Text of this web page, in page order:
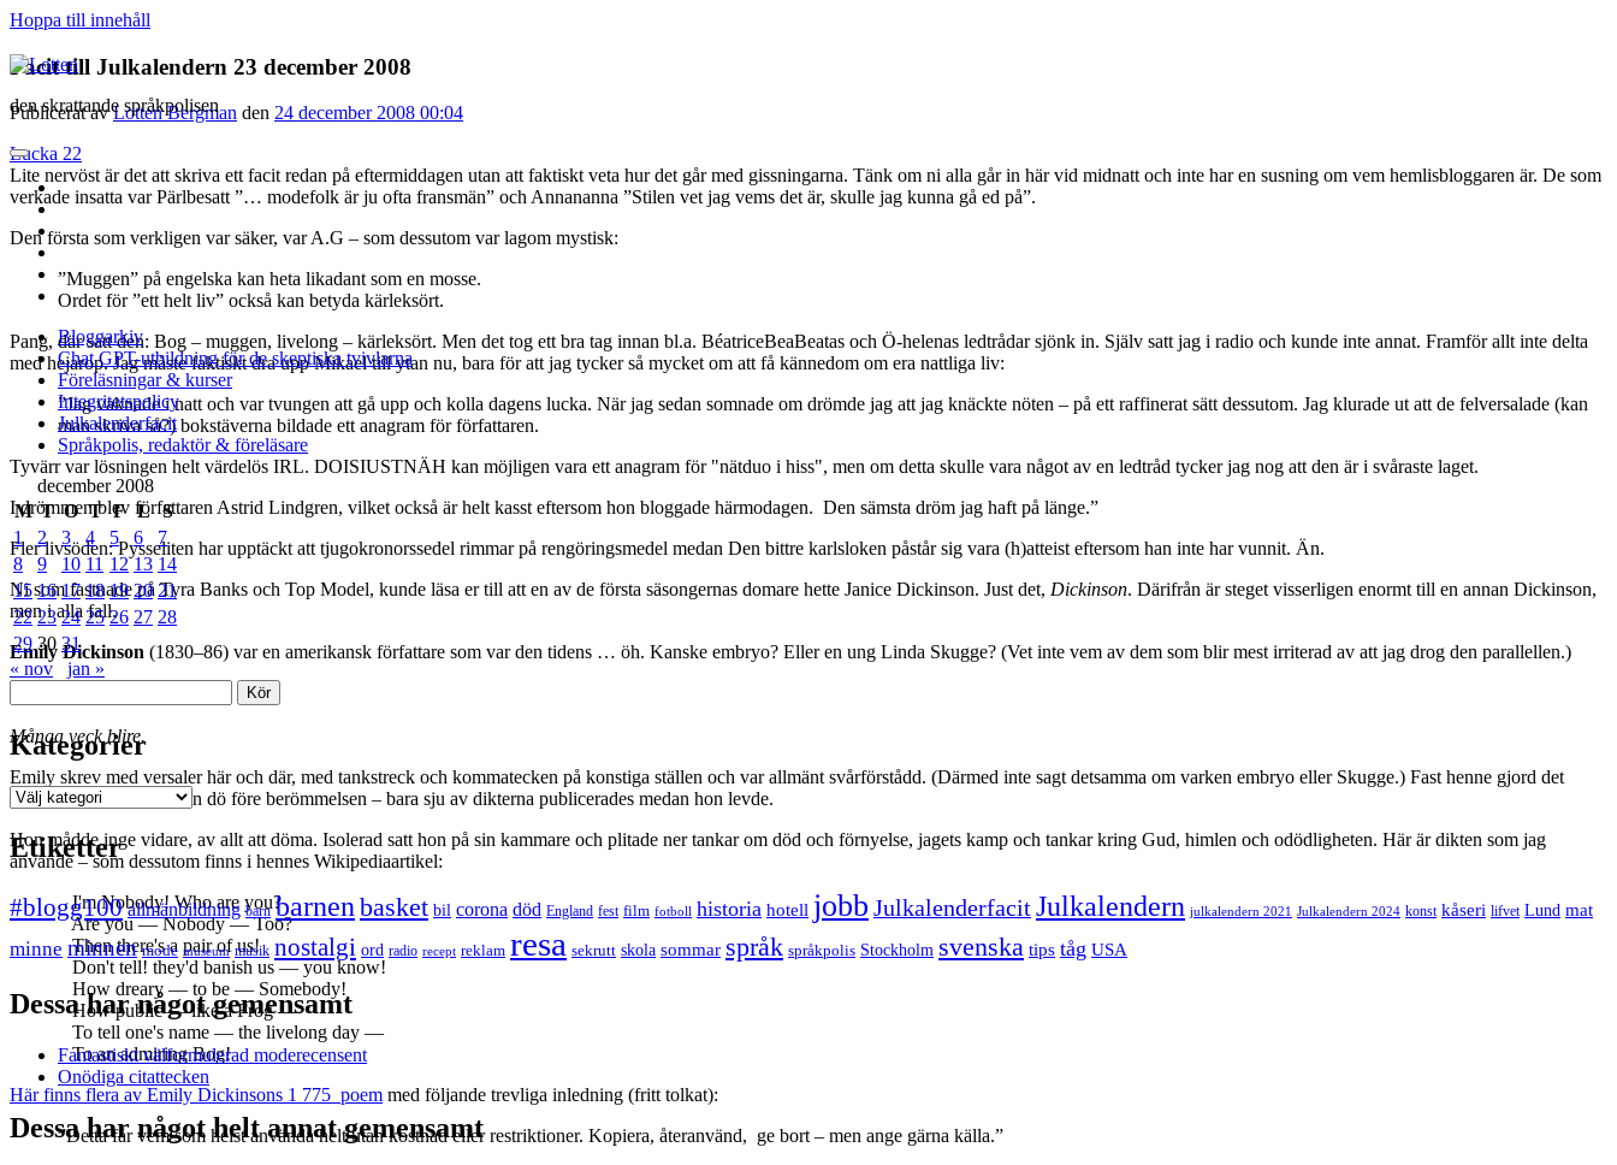
Hoppa till innehåll
Lotten
den skrattande språkpolisen
öppna
primär
meny
twitter
facebook
instagram
linkedin
rss
e-
Bloggarkiv
Chat GPT-utbildning för de skeptiska tvivlarna
Föreläsningar & kurser
Integritetspolicy
Julkalenderfacit
Språkpolis, redaktör & föreläsare
Sidopanel
december 2008
M T O T F L S
1
2 3 4 5 6
7
8
9 10 11 12 13 14
15 16 17 18 19 20 21
22 23 24 25 26 27 28
29 30 31
« nov
jan »
Kategorier
Kategorier
Etiketter
#blogg100 allmänbildning barn barnen basket bil corona död England fest film fotboll historia hotell jobb JulkalenderfacitJulkalendern julkalendern 2021 Julkalendern 2024 konst kåseri lifvet Lund mat
minne minnen mode museum musik nostalgi ord radio recept reklam resa sekrutt skola sommar språk språkpolis Stockholm svenska tips tåg USA
Dessa har något gemensamt
Fantastiskt välformulerad moderecensent
Onödiga citattecken
Dessa har något helt annat gemensamt
Facit till Julkalendern 23 december 2008
Publicerat avLotten Bergman den 24 december 2008 00:04
Lucka 22
Lite nervöst är det att skriva ett facit redan på eftermiddagen utan att faktiskt veta hur det går med gissningarna. Tänk om ni alla går in här vid midnatt och inte har en susning om vem hemlisbloggaren är. De som
verkade insatta var Pärlbesatt ”… modefolk är ju ofta fransmän” och Annananna ”Stilen vet jag vems det är, skulle jag kunna gå ed på”.
Den första som verkligen var säker, var A.G – som dessutom var lagom mystisk:
”Muggen” på engelska kan heta likadant som en mosse.
Ordet för ”ett helt liv” också kan betyda kärleksört.
Pang, där satt den: Bog – muggen, livelong – kärleksört. Men det tog ett bra tag innan bl.a. BéatriceBeaBeatas och Ö-helenas ledtrådar sjönk in. Själv satt jag i radio och kunde inte annat. Framför allt inte delta
med hejarop. Jag måste faktiskt dra upp Mikael till ytan nu, bara för att jag tycker så mycket om att få kännedom om era nattliga liv:
”Jag vaknade i natt och var tvungen att gå upp och kolla dagens lucka. När jag sedan somnade om drömde jag att jag knäckte nöten – på ett raffinerat sätt dessutom. Jag klurade ut att de felversalade (kan
man skriva så?) bokstäverna bildade ett anagram för författaren.
Tyvärr var lösningen helt värdelös IRL. DOISIUSTNÄH kan möjligen vara ett anagram för "nätduo i hiss", men om detta skulle vara något av en ledtråd tycker jag nog att den är i svåraste laget.
I drömmen blev författaren Astrid Lindgren, vilket också är helt kasst eftersom hon bloggade härmodagen. Den sämsta dröm jag haft på länge.”
Fler livsöden: Pysseliten har upptäckt att tjugokronorssedel rimmar på rengöringsmedel medan Den bittre karlsloken påstår sig vara (h)atteist eftersom han inte har vunnit. Än.
Ni som fastnade på Tyra Banks och Top Model, kunde läsa er till att en av de första säsongernas domare hette Janice Dickinson. Just det, Dickinson. Därifrån är steget visserligen enormt till en annan Dickinson,
men i alla fall.
Emily Dickinson (1830–86) var en amerikansk författare som var den tidens … öh. Kanske embryo? Eller en ung Linda Skugge? (Vet inte vem av dem som blir mest irriterad av att jag drog den parallellen.)
Många veck blire.
Emily skrev med versaler här och där, med tankstreck och kommatecken på konstiga ställen och var allmänt svårförstådd. (Därmed inte sagt detsamma om varken embryo eller Skugge.) Fast henne gjord det
inget, hon hann nämligen dö före berömmelsen – bara sju av dikterna publicerades medan hon levde.
Hon mådde inge vidare, av allt att döma. Isolerad satt hon på sin kammare och plitade ner tankar om död och förnyelse, jagets kamp och tankar kring Gud, himlen och odödligheten. Här är dikten som jag
använde – som dessutom finns i hennes Wikipediaartikel:
I'm Nobody! Who are you?
Are you — Nobody — Too?
Then there's a pair of us!
Don't tell! they'd banish us — you know!
How dreary — to be — Somebody!
How public — like a Frog —
To tell one's name — the livelong day —
To an admiring Bog!
Här finns flera av Emily Dickinsons 1 775 poem med följande trevliga inledning (fritt tolkat):
”Detta får vem som helst använda helt utan kostnad eller restriktioner. Kopiera, återanvänd, ge bort – men ange gärna källa.”